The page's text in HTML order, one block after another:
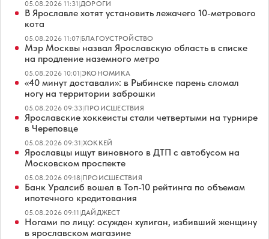
05.08.2026 11:31|ДОРОГИ
В Ярославле хотят установить лежачего 10-метрового
кота
05.08.2026 11:07|БЛАГОУСТРОЙСТВО
Мэр Москвы назвал Ярославскую область в списке
на продление наземного метро
05.08.2026 10:01|ЭКОНОМИКА
«40 минут доставали»: в Рыбинске парень сломал
ногу на территории заброшки
05.08.2026 09:33|ПРОИСШЕСТВИЯ
Ярославские хоккеисты стали четвертыми на турнире
в Череповце
05.08.2026 09:31|ХОККЕЙ
Ярославцы ищут виновного в ДТП с автобусом на
Московском проспекте
05.08.2026 09:18|ПРОИСШЕСТВИЯ
Банк Уралсиб вошел в Топ-10 рейтинга по объемам
ипотечного кредитования
05.08.2026 09:11|ДАЙДЖЕСТ
Ногами по лицу: осужден хулиган, избивший женщину
в ярославском магазине